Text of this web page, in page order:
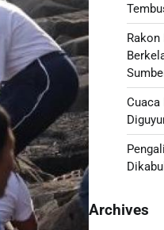
Rakon
Cuaca
Archives